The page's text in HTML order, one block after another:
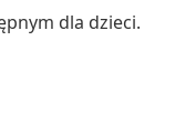
dla dzieci.